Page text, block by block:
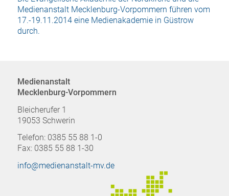
Medienanstalt Mecklenburg-Vorpommern führen vom
17.-19.11.2014 eine Medienakademie in Güstrow
durch.
Medienanstalt
Mecklenburg-Vorpommern
Bleicherufer 1
19053 Schwerin
Telefon: 0385 55 88 1-0
Fax: 0385 55 88 1-30
info@medienanstalt-mv.de